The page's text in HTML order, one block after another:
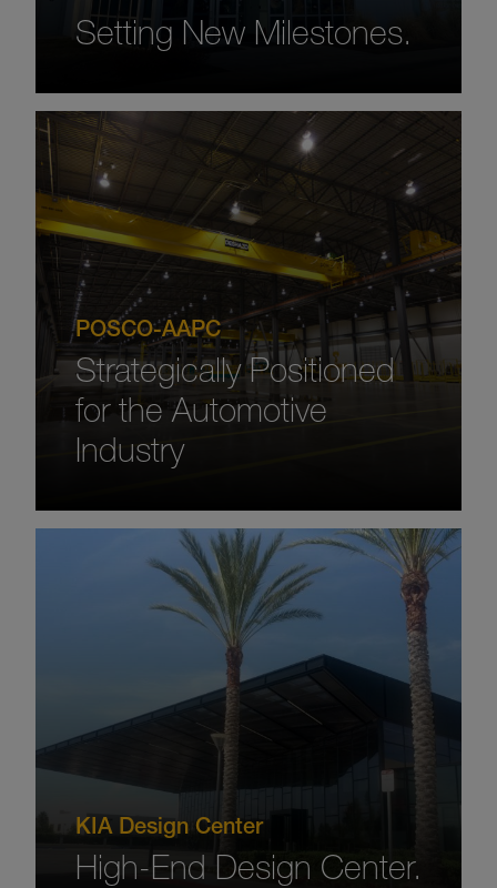
Setting New Milestones.
POSCO-AAPC
Strategically Positioned
for the Automotive
Industry
KIA Design Center
High-End Design Center.